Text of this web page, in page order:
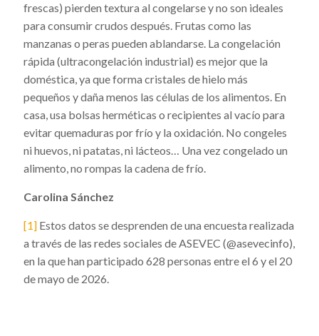
frescas) pierden textura al congelarse y no son ideales
para consumir crudos después. Frutas como las
manzanas o peras pueden ablandarse. La congelación
rápida (ultracongelación industrial) es mejor que la
doméstica, ya que forma cristales de hielo más
pequeños y daña menos las células de los alimentos. En
casa, usa bolsas herméticas o recipientes al vacío para
evitar quemaduras por frío y la oxidación. No congeles
ni huevos, ni patatas, ni lácteos… Una vez congelado un
alimento, no rompas la cadena de frío.
Carolina Sánchez
[1] Estos datos se desprenden de una encuesta realizada
a través de las redes sociales de ASEVEC (@asevecinfo),
en la que han participado 628 personas entre el 6 y el 20
de mayo de 2026.